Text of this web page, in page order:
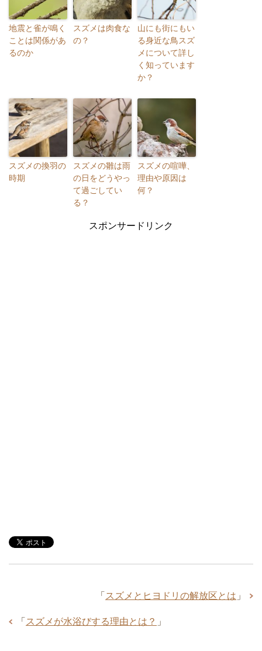
地震と雀が鳴く
ことは関係があ
るのか
スズメは肉食な
の？
山にも街にもい
る身近な鳥スズ
メについて詳し
く知っています
か？
スズメの換羽の
時期
スズメの雛は雨
の日をどうやっ
て過ごしてい
る？
スズメの喧嘩、
理由や原因は
何？
スポンサードリンク
「 スズメとヒヨドリの解放区とは 」
「 スズメが水浴びする理由とは？ 」